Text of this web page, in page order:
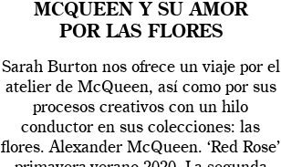
MCQUEEN Y SU AMOR
POR LAS FLORES
Sarah Burton nos ofrece un viaje por el
atelier de McQueen, así como por sus
procesos creativos con un hilo
conductor en sus colecciones: las
flores. Alexander McQueen. ‘Red Rose’